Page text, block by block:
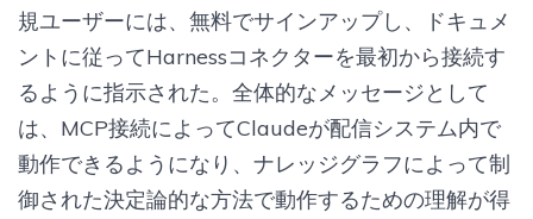
規ユーザーには、無料でサインアップし、ドキュメ
ントに従ってHarnessコネクターを最初から接続す
るように指示された。全体的なメッセージとして
は、MCP接続によってClaudeが配信システム内で
動作できるようになり、ナレッジグラフによって制
御された決定論的な方法で動作するための理解が得